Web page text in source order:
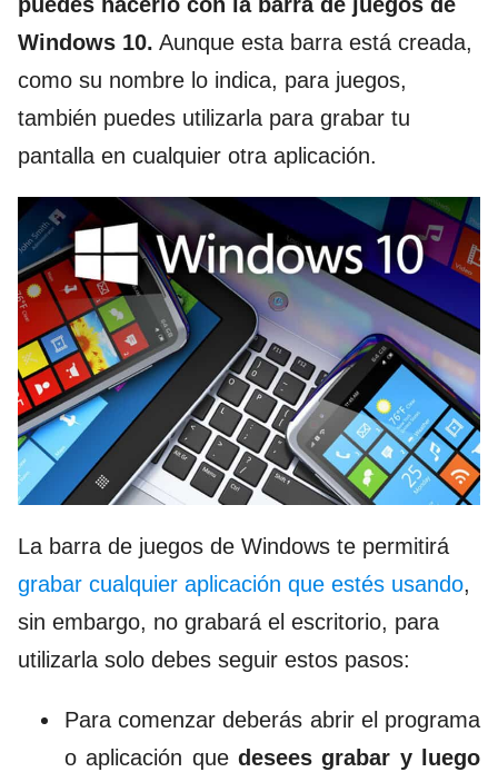
Windows 10. Aunque esta barra está creada,
como su nombre lo indica, para juegos,
también puedes utilizarla para grabar tu
pantalla en cualquier otra aplicación.
La barra de juegos de Windows te permitirá
grabar cualquier aplicación que estés usando,
sin embargo, no grabará el escritorio, para
utilizarla solo debes seguir estos pasos:
Para comenzar deberás abrir el programa
o aplicación que desees grabar y luego